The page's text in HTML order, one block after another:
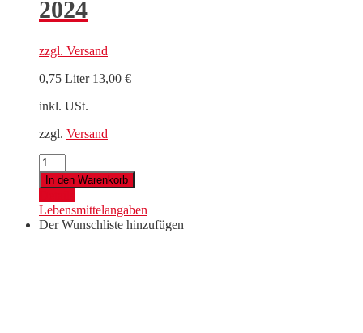
2024
zzgl. Versand
0,75 Liter 13,00 €
inkl. USt.
zzgl. Versand
Pinot
Blanc
Leithaberg
DAC
2024
Menge
In den Warenkorb
Lebensmittelangaben
Der Wunschliste hinzufügen